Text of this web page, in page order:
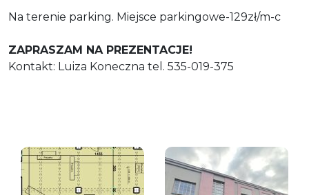
Na terenie parking. Miejsce parkingowe-129zł/m-c
ZAPRASZAM NA PREZENTACJE!
Kontakt: Luiza Koneczna tel. 535-019-375